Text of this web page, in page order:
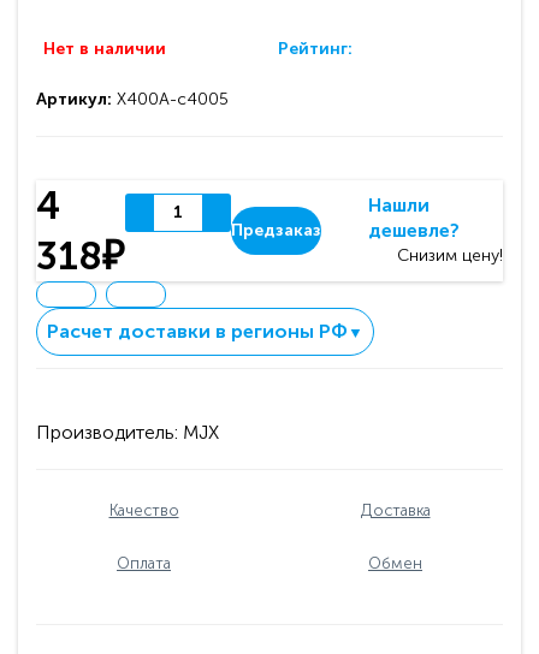
Нет в наличии Рейтинг:
Артикул: X400A-c4005
4
318₽
Предзаказ
Нашли
дешевле?
Снизим цену!
Расчет доставки в регионы РФ ▼
Производитель: MJX
Качество Доставка
Оплата Обмен